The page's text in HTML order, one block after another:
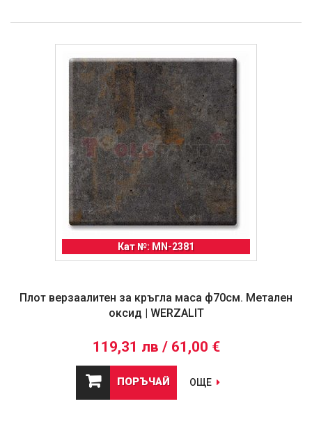
Кат №: MN-2381
Плот верзаалитен за кръгла маса ф70см. Метален
оксид | WERZALIT
119,31 лв / 61,00 €
ПОРЪЧАЙ ОЩЕ